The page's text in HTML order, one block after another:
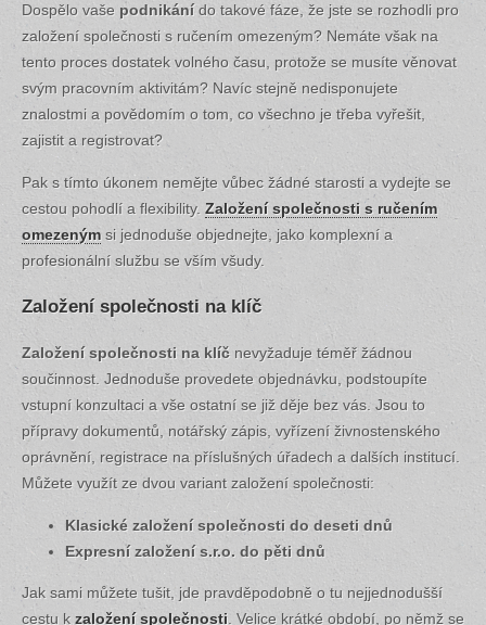
Dospělo vaše podnikánído takové fáze, že jste se rozhodli pro
založení společnosti s ručením omezeným? Nemáte však na
tento proces dostatek volného času, protože se musíte věnovat
svým pracovním aktivitám? Navíc stejně nedisponujete
znalostmi a povědomím o tom, co všechno je třeba vyřešit,
zajistit a registrovat?
Pak s tímto úkonem nemějte vůbec žádné starosti a vydejte se
cestou pohodlí a flexibility. Založení společnosti s ručením
omezenýmsi jednoduše objednejte, jako komplexní a
profesionální službu se vším všudy.
Založení společnosti na klíč
Založení společnosti na klíč nevyžaduje téměř žádnou
součinnost. Jednoduše provedete objednávku, podstoupíte
vstupní konzultaci a vše ostatní se již děje bez vás. Jsou to
přípravy dokumentů, notářský zápis, vyřízení živnostenského
oprávnění, registrace na příslušných úřadech a dalších institucí.
Můžete využít ze dvou variant založení společnosti:
Klasické založení společnosti do deseti dnů
Expresní založení s.r.o. do pěti dnů
Jak sami můžete tušit, jde pravděpodobně o tu nejjednodušší
cestu k založení společnosti. Velice krátké období, po němž se